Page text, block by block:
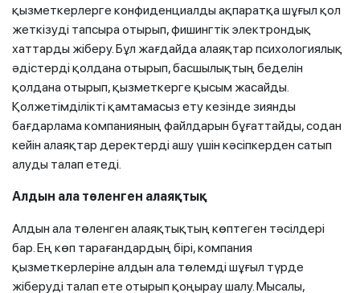
қызметкерлерге конфиденциалды ақпаратқа шұғыл қол
жеткізуді тапсыра отырып, фишингтік электрондық
хаттарды жіберу. Бұл жағдайда алаяқтар психологиялық
әдістерді қолдана отырып, басшылықтың беделін
қолдана отырып, қызметкерге қысым жасайды.
Қолжетімділікті қамтамасыз ету кезінде зиянды
бағдарлама компанияның файлдарын бұғаттайды, содан
кейін алаяқтар деректерді ашу үшін кәсіпкерден сатып
алуды талап етеді.
Алдын ала төленген алаяқтық
Алдын ала төленген алаяқтықтың көптеген тәсілдері
бар. Ең көп тарағандардың бірі, компания
қызметкерлеріне алдын ала төлемді шұғыл түрде
жіберуді талап ете отырып қоңырау шалу. Мысалы,